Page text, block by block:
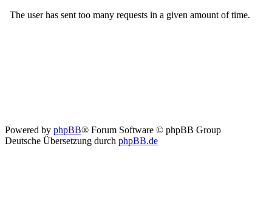
Powered by phpBB® Forum Software © phpBB Group
Deutsche Übersetzung durch phpBB.de